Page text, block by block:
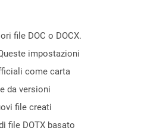
file DOC o DOCX.
impostazioni
come carta
da versioni
file creati
file DOTX basato